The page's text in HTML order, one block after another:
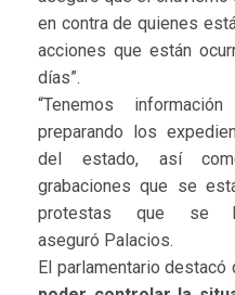
en contra de quienes
acciones que están
días”.
“Tenemos
preparando los
del estado, así
grabaciones que se
protestas que se
aseguró Palacios.
El parlamentario destacó